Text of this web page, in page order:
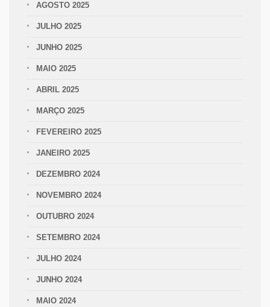
AGOSTO 2025
JULHO 2025
JUNHO 2025
MAIO 2025
ABRIL 2025
MARÇO 2025
FEVEREIRO 2025
JANEIRO 2025
DEZEMBRO 2024
NOVEMBRO 2024
OUTUBRO 2024
SETEMBRO 2024
JULHO 2024
JUNHO 2024
MAIO 2024